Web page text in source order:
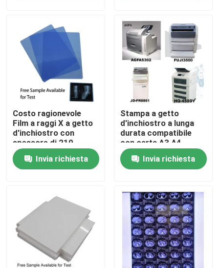
Chi siamo
Fatory Tour
Controllo di qualità
Contattaci
notizie
Tutti i casi
X medica Ray Film
Getto di inchiostro X Ray Film
Costo ragionevole
Film a raggi X a getto
d'inchiostro con
spessore di 210
micron Film blu Ideale
per radiografie
mediche e industriali
Invia richiesta
Stampa a getto
d'inchiostro a lunga
durata compatibile
con carta A3 A4
13X17 A3 Plus, che
offre una durata di
stampa superiore
Invia richiesta